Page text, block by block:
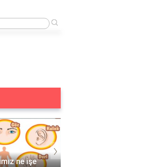
temel ilkeleri
ne işe
›